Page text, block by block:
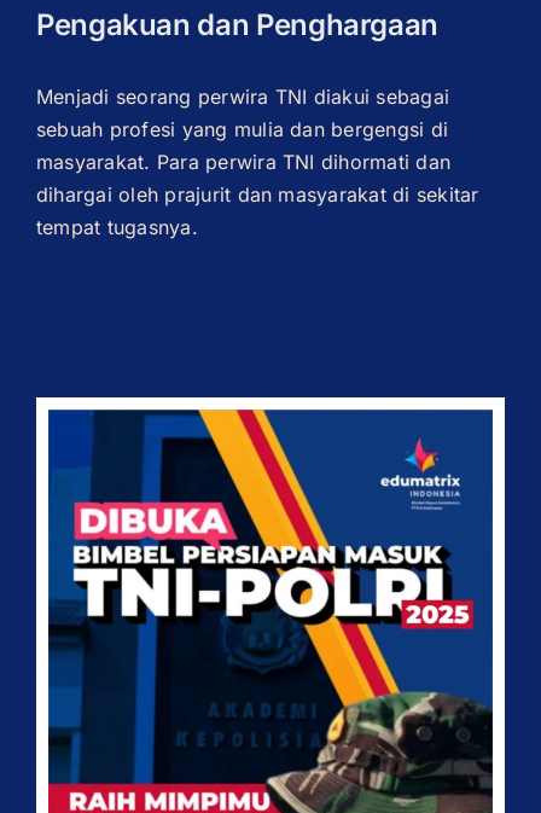
Pengakuan dan Penghargaan
Menjadi seorang perwira TNI diakui sebagai
sebuah profesi yang mulia dan bergengsi di
masyarakat. Para perwira TNI dihormati dan
dihargai oleh prajurit dan masyarakat di sekitar
tempat tugasnya.